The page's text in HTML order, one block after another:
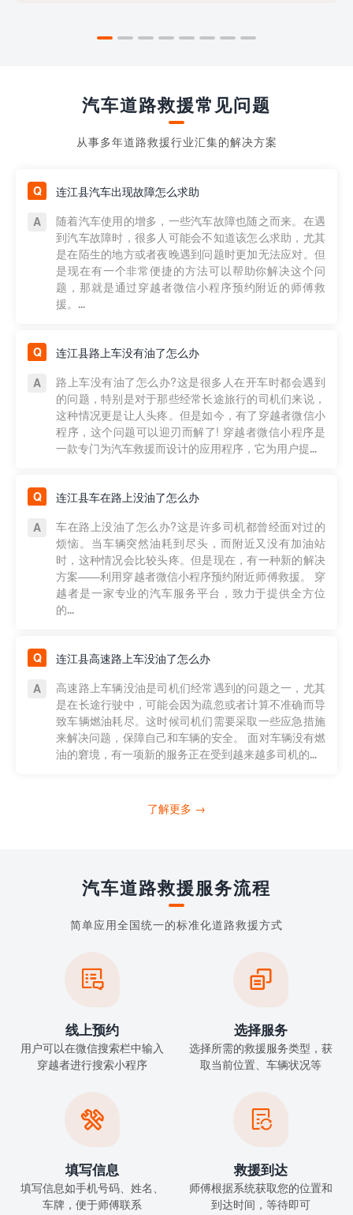
汽车道路救援常见问题
从事多年道路救援行业汇集的解决方案
连江县汽车出现故障怎么求助
随着汽车使用的增多，一些汽车故障也随之而来。在遇
到汽车故障时，很多人可能会不知道该怎么求助，尤其
是在陌生的地方或者夜晚遇到问题时更加无法应对。但
是现在有一个非常便捷的方法可以帮助你解决这个问
题，那就是通过穿越者微信小程序预约附近的师傅救
援。...
连江县路上车没有油了怎么办
路上车没有油了怎么办?这是很多人在开车时都会遇到
的问题，特别是对于那些经常长途旅行的司机们来说，
这种情况更是让人头疼。但是如今，有了穿越者微信小
程序，这个问题可以迎刃而解了! 穿越者微信小程序是
一款专门为汽车救援而设计的应用程序，它为用户提...
连江县车在路上没油了怎么办
车在路上没油了怎么办?这是许多司机都曾经面对过的
烦恼。当车辆突然油耗到尽头，而附近又没有加油站
时，这种情况会比较头疼。但是现在，有一种新的解决
方案——利用穿越者微信小程序预约附近师傅救援。 穿
越者是一家专业的汽车服务平台，致力于提供全方位
的...
连江县高速路上车没油了怎么办
高速路上车辆没油是司机们经常遇到的问题之一，尤其
是在长途行驶中，可能会因为疏忽或者计算不准确而导
致车辆燃油耗尽。这时候司机们需要采取一些应急措施
来解决问题，保障自己和车辆的安全。 面对车辆没有燃
油的窘境，有一项新的服务正在受到越来越多司机的...
了解更多 →
汽车道路救援服务流程
简单应用全国统一的标准化道路救援方式

线上预约
用户可以在微信搜索栏中输入
穿越者进行搜索小程序

选择服务
选择所需的救援服务类型，获
取当前位置、车辆状况等

填写信息
填写信息如手机号码、姓名、
车牌，便于师傅联系

救援到达
师傅根据系统获取您的位置和
到达时间，等待即可